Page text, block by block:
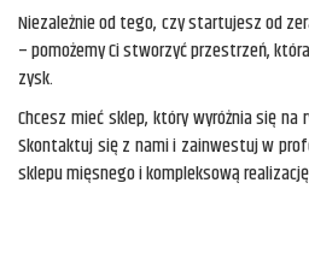
Niezależnie od tego, czy startujesz od
– pomożemy Ci stworzyć przestrzeń,
zysk.
Chcesz mieć sklep, który wyróżnia się na
Skontaktuj się z nami i zainwestuj w
sklepu mięsnego i kompleksową